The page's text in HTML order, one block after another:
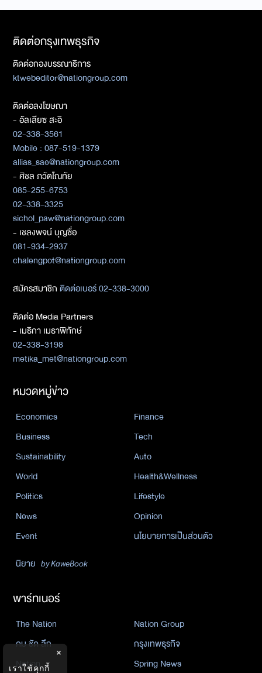
ติดต่อกรุงเทพธุรกิจ
ติดต่อกองบรรณาธิการ
ktwebeditor@nationgroup.com
ติดต่อลงโฆษณา
- อัลเลียซ สะอิ
02-338-3561
Mobile : 087-519-1379
allias_sae@nationgroup.com
- ศิชล ภวัตโณทัย
085-255-6753
02-338-3325
sichol_paw@nationgroup.com
- เชลงพจน์ บุญซื่อ
081-934-2937
chalengpot@nationgroup.com
สมัครสมาชิกติดต่อเบอร์ 02-338-3000
ติดต่อ Media Partners
- เมธิกา เมธาพิทักษ์
02-338-3198
metika_met@nationgroup.com
หมวดหมู่ข่าว
Economics
Finance
Business
Tech
Sustainability
Auto
World
Health&Wellness
Politics
Lifestyle
News
Opinion
Event
นโยบายการเป็นส่วนตัว
นิยาย by KaweBook
พาร์ทเนอร์
The Nation
Nation Group
คม ชัด ลึก
กรุงเทพธุรกิจ
Nation
Spring News
×
เราใช้คุกกี้